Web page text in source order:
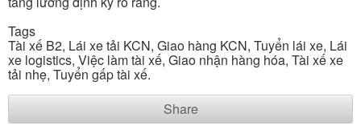
Tags
Tài xế B2, Lái xe tải KCN, Giao hàng KCN, Tuyển lái xe, Lái
xe logistics, Việc làm tài xế, Giao nhận hàng hóa, Tài xế xe
tải nhẹ, Tuyển gấp tài xế.
Share